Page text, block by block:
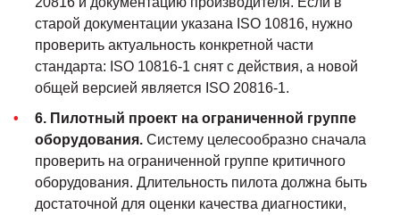
старой документации указана ISO 10816, нужно
проверить актуальность конкретной части
стандарта: ISO 10816-1 снят с действия, а новой
общей версией является ISO 20816-1.
6. Пилотный проект на ограниченной группе
оборудования. Систему целесообразно сначала
проверить на ограниченной группе критичного
оборудования. Длительность пилота должна быть
достаточной для оценки качества диагностики,